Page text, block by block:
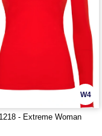
W4
- Extreme Woman